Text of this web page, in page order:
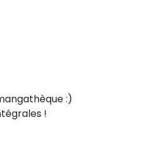
:)
!